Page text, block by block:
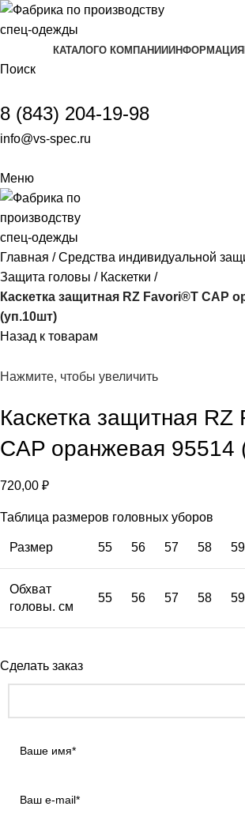
КАТАЛОГО КОМПАНИИ ИНФОРМАЦИЯ
Поиск
8 (843) 204-19-98
info@vs-spec.ru
Меню
Главная
Средства индивидуальной
Защита головы
Каскетки
Каскетка защитная RZ Favori®T CAP
(уп.10шт)
Назад к товарам
Нажмите, чтобы увеличить
Каскетка защитная RZ
CAP оранжевая 95514
720,00 ₽
Таблица размеров головных уборов
Размер 55 56 57 58 59
Обхват
головы. см
55 56 57 58 59
Сделать заказ